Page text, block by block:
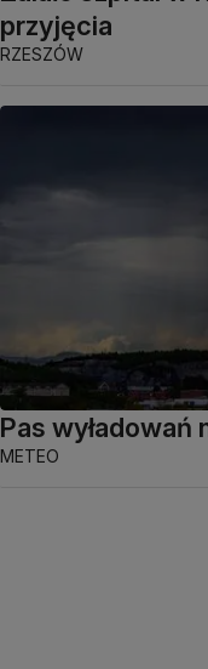
przyjęcia
RZESZÓW
Pas
METEO